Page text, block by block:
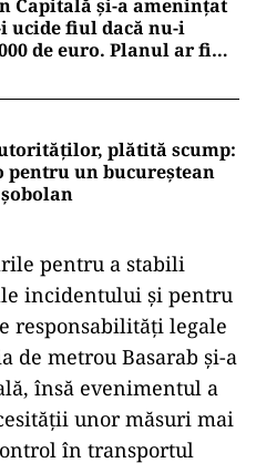
fiind opriți de către
ulterior ar fi izbucnit
aceștia. Astfel, au fost
vârstă de 22, respectiv
la sediul
că în timpul
vârstă de 60 de ani ar
care a fost
Poliția Capitalei.
Capitală și-a amenințat
ucide fiul dacă nu-i
de euro. Planul ar fi
doi ani